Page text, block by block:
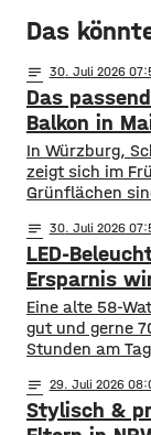
Das
notes 30. Juli 2026
Das
Balkon in
In Würzburg,
zeigt sich im
Grünflächen
viele
aufgeräumte
nehmen ihnen
Insektenhotel
notes 30. Juli 2026
LED-
Ersparnis
Eine alte 58-
gut und gerne
Stunden am
Leuchten sind
Licht. Die
notes 29. Juli 2026
Stylisch &